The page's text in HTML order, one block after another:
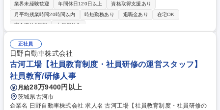
政対応など、環境コンプライアンス全般を担当いただきます。また、一部
ISO14001の事務局運営も携わっていただきます。 【業務詳細】■産業廃
棄物の搬出・分別・保管などに関する管理全般■工場排水の水質測定・デ
ータ提出（大気関連：月次・年次）■漏洩事故等の環境トラブル発生時の
報告および再発防止策の対応■ISO14001事務局業務（マネジメントシステ
ム運営の基礎対応）■環境関連法令および社内ルールの遵守推進・改善活
動 募集職種 【鹿島/環境保全】ENEOSグループ/福利厚生充実/残業月20H
以下
業界未経験歓迎 年間休日120日以上
資格取得支援あり
月平均残業時間20時間以内
時短勤務あり 退職金あり
在宅OK
完全週休2日制
土日祝休み
正社員
日野自動車株式会社
古河工場【社員教育制度・社員研修の運営スタッフ】
社員教育/研修人事
月給28万9400円以上
茨城県古河市
企業名 日野自動車株式会社 求人名 古河工場【社員教育制度・社員研修の